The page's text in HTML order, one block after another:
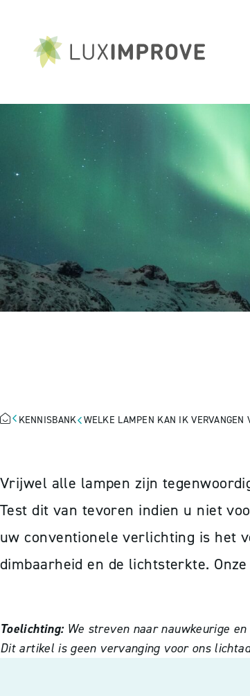
KENNISBANK WELKE LAMPEN KAN IK VERVANGEN
Vrijwel alle lampen zijn
Test dit van tevoren indien u niet
uw conventionele verlichting is het
dimbaarheid en de lichtsterkte.
Toelichting: We streven naar nauwkeurige
Dit artikel is geen vervanging voor ons